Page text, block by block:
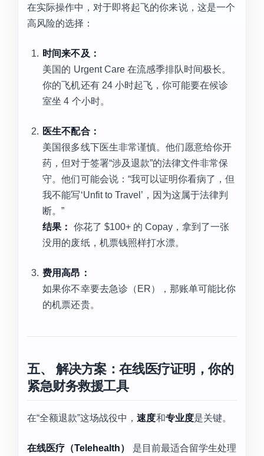
在实际操作中，对于即将起飞的你来说，这是一个
高风险的选择：
时间来不及：
美国的 Urgent Care 在流感季排队时间极长。
你的飞机还有 24 小时起飞，你可能要在候诊
室坐 4 个小时。
医生不配合：
美国很多线下医生非常谨慎。他们愿意给你开
药，但对于签署“涉及退款”的法律文件非常保
守。他们可能会说：“我可以证明你看病了，但
我不能写‘Unfit to Travel’，因为这属于法律判
断。”
结果：
你花了 $100+ 的 Copay，拿到了一张
没用的废纸，机票钱照样打水漂。
费用高昂：
如果你不幸要去急诊（ER），那账单可能比你
的机票还贵。
五、 解决方案：在线医疗证明，你的
紧急财务救援工具
在“全额退款”这场战役中，速度和专业度是关键。
在线医疗（Telehealth）
是目前最适合留学生处理